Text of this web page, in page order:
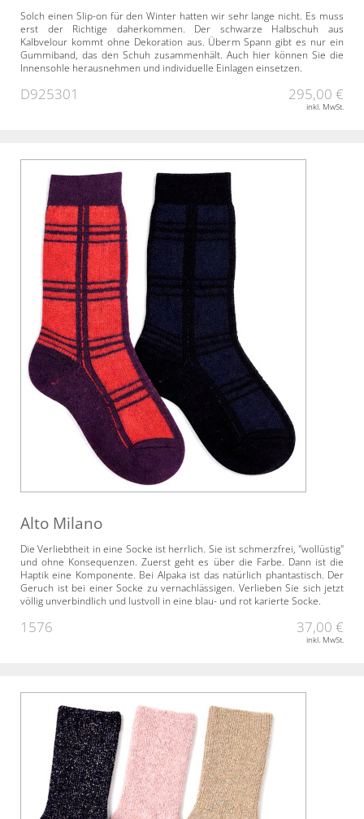
Solch einen Slip-on für den Winter hatten wir sehr lange nicht. Es muss
erst der Richtige daherkommen. Der schwarze Halbschuh aus
Kalbvelour kommt ohne Dekoration aus. Überm Spann gibt es nur ein
Gummiband, das den Schuh zusammenhält. Auch hier können Sie die
Innensohle herausnehmen und individuelle Einlagen einsetzen.
D925301 295,00 €
inkl. MwSt.
Alto Milano
Die Verliebtheit in eine Socke ist herrlich. Sie ist schmerzfrei, "wollüstig"
und ohne Konsequenzen. Zuerst geht es über die Farbe. Dann ist die
Haptik eine Komponente. Bei Alpaka ist das natürlich phantastisch. Der
Geruch ist bei einer Socke zu vernachlässigen. Verlieben Sie sich jetzt
völlig unverbindlich und lustvoll in eine blau- und rot karierte Socke.
1576 37,00 €
inkl. MwSt.